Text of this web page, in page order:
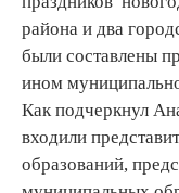
района и два
были составлены
ином
Как подчеркнул
входили
образований,